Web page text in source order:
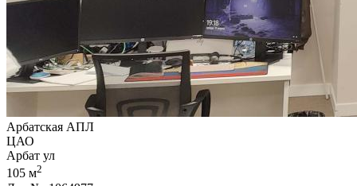
Арбатская АПЛ
ЦАО
Арбат ул
105 м2